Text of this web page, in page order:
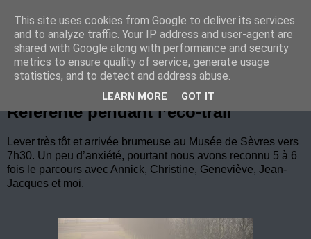
Marche Nordique au RIF
lundi 23 avril 2012
Référente pendant l’éco-trail
Lever très tôt et arrivée brumeuse au Musée de Sèvres vers
7h30. Un peu d’anxiété, pourtant nous avons reconnu 5 à 6
fois le parcours avec Annick, Christine, Geneviève, Jean-
Jacques et moi.
This site uses cookies from Google to deliver its services
and to analyze traffic. Your IP address and user-agent are
shared with Google along with performance and security
metrics to ensure quality of service, generate usage
statistics, and to detect and address abuse.
LEARN MORE GOT IT